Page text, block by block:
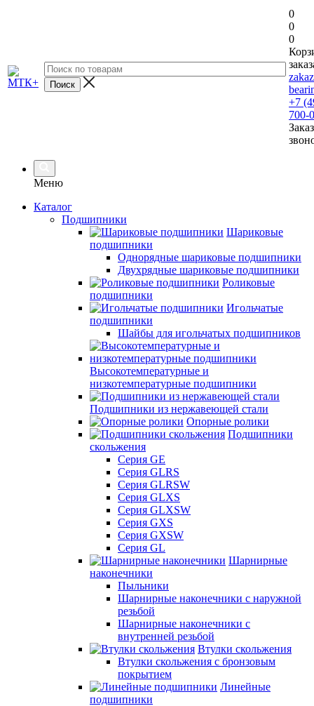
0
0
0
+7
700-
Меню
Каталог
Подшипники
Шариковые
подшипники
Однорядные шариковые подшипники
Двухрядные шариковые подшипники
Роликовые
подшипники
Игольчатые
подшипники
Шайбы для игольчатых подшипников
Высокотемпературные и
низкотемпературные подшипники
Подшипники из нержавеющей стали
Опорные ролики
Подшипники
скольжения
Серия GE
Серия GLRS
Серия GLRSW
Серия GLXS
Серия GLXSW
Серия GXS
Серия GXSW
Серия GL
Шарнирные
наконечники
Пыльники
Шарнирные наконечники с наружной
резьбой
Шарнирные наконечники с
внутренней резьбой
Втулки скольжения
Втулки скольжения с бронзовым
покрытием
Линейные
подшипники